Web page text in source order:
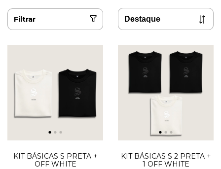
Filtrar
KIT BÁSICAS S PRETA +
OFF WHITE
KIT BÁSICAS S 2 PRETA +
1 OFF WHITE